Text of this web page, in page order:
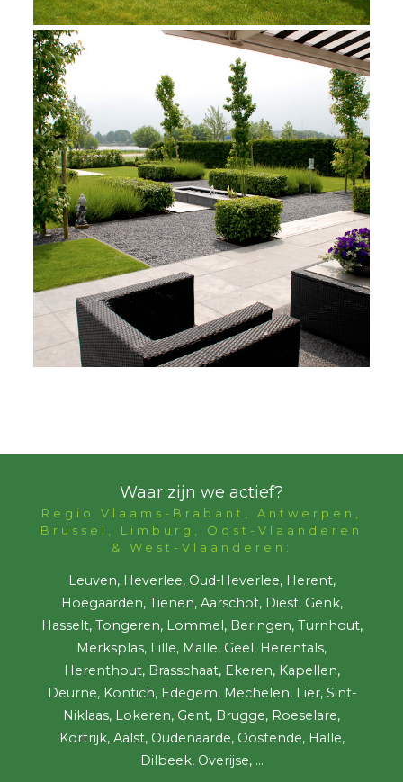
Waar zijn we actief?
Regio Vlaams-Brabant, Antwerpen,
Brussel, Limburg, Oost-Vlaanderen
& West-Vlaanderen:
Leuven, Heverlee, Oud-Heverlee, Herent,
Hoegaarden, Tienen, Aarschot, Diest, Genk,
Hasselt, Tongeren, Lommel, Beringen, Turnhout,
Merksplas, Lille, Malle, Geel, Herentals,
Herenthout, Brasschaat, Ekeren, Kapellen,
Deurne, Kontich, Edegem, Mechelen, Lier, Sint-
Niklaas, Lokeren, Gent, Brugge, Roeselare,
Kortrijk, Aalst, Oudenaarde, Oostende, Halle,
Dilbeek, Overijse, ...